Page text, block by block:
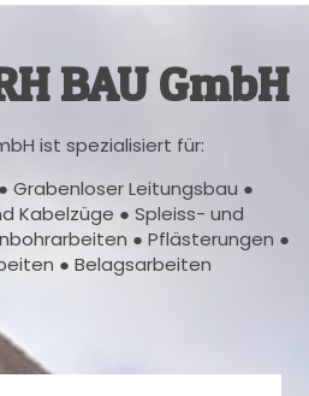
BAU GmbH
ist spezialisiert für:
Grabenloser Leitungsbau ●
Kabelzüge ● Spleiss- und
● Pflästerungen ●
● Belagsarbeiten